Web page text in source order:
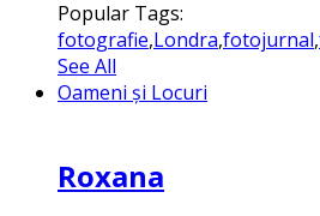
Popular Tags:
fotografie,Londra,fotojurnal,
See All
Oameni și Locuri
Roxana